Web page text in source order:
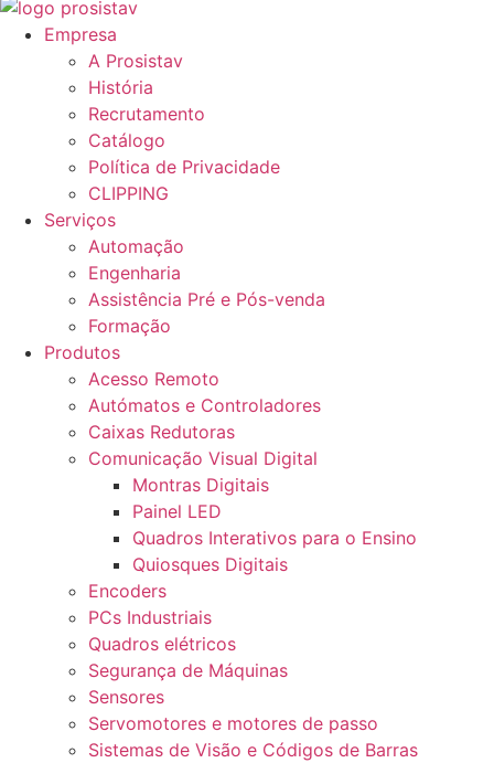
Empresa
A Prosistav
História
Recrutamento
Catálogo
Política de Privacidade
CLIPPING
Serviços
Automação
Engenharia
Assistência Pré e Pós-venda
Formação
Produtos
Acesso Remoto
Autómatos e Controladores
Caixas Redutoras
Comunicação Visual Digital
Montras Digitais
Painel LED
Quadros Interativos para o Ensino
Quiosques Digitais
Encoders
PCs Industriais
Quadros elétricos
Segurança de Máquinas
Sensores
Servomotores e motores de passo
Sistemas de Visão e Códigos de Barras